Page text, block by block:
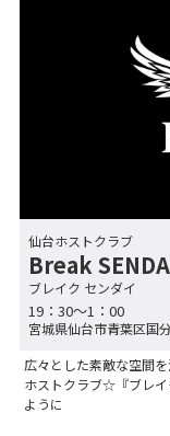
仙台ホストクラブ
Break
ブレイク センダイ
19：30～1：00
宮城県仙台市青葉区国
広々とした素敵な空間
ホストクラブ☆『ブレ
ように